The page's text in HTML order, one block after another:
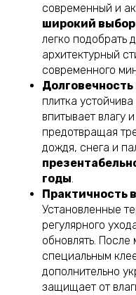
современный и
широкий
легко подобрать
архитектурный
современного
плитка
впитывает влагу
предотвращая
дождя, снега и
годы.
Практичность
Установленные
регулярного
обновлять.
специальным
дополнительно
защищает от